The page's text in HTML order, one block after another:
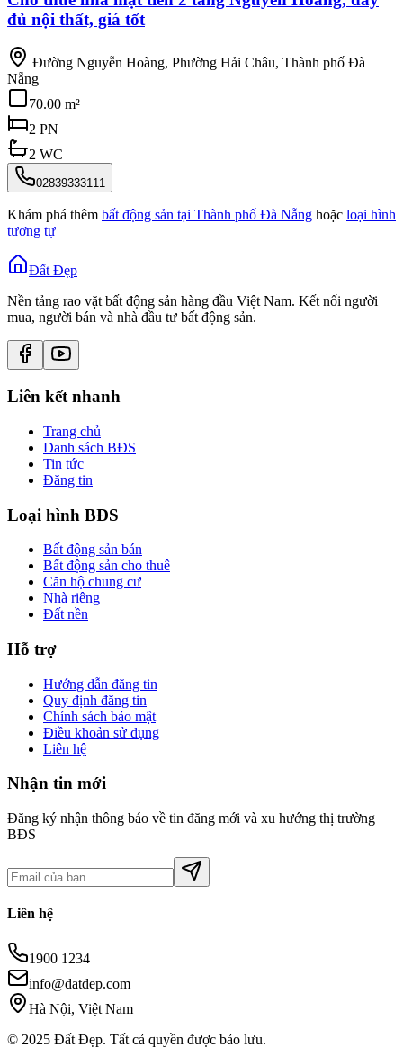
đủ nội thất, giá tốt
Đường Nguyễn Hoàng, Phường Hải Châu, Thành phố Đà
Nẵng
70.00 m²
2 PN
2 WC
02839333111
Khám phá thêm bất động sản tại Thành phố Đà Nẵng hoặc loại hình
tương tự
Đất Đẹp
Nền tảng rao vặt bất động sản hàng đầu Việt Nam. Kết nối người
mua, người bán và nhà đầu tư bất động sản.
Liên kết nhanh
Trang chủ
Danh sách BĐS
Tin tức
Đăng tin
Loại hình BĐS
Bất động sản bán
Bất động sản cho thuê
Căn hộ chung cư
Nhà riêng
Đất nền
Hỗ trợ
Hướng dẫn đăng tin
Quy định đăng tin
Chính sách bảo mật
Điều khoản sử dụng
Liên hệ
Nhận tin mới
Đăng ký nhận thông báo về tin đăng mới và xu hướng thị trường
BĐS
Liên hệ
1900 1234
info@datdep.com
Hà Nội, Việt Nam
© 2025 Đất Đẹp. Tất cả quyền được bảo lưu.